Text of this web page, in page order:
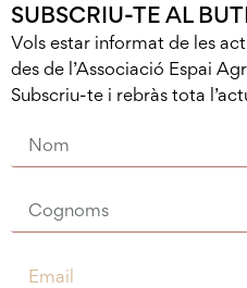
SUBSCRIU-TE AL
Vols estar informat de les
des de l’Associació Espai
Subscriu-te i rebràs tota